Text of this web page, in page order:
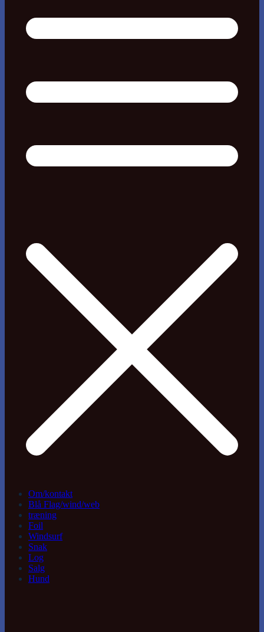
Om/kontakt
Blå Flag/wind/web
træning
Foil
Windsurf
Snak
Log
Salg
Hund